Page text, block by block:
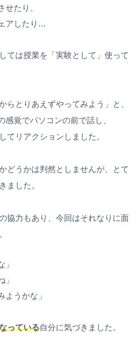
せたり、
アしたり…
ては授業を「実験として」使って
らとりあえずやってみよう」と、
感覚でパソコンの前で話し、
てリアクションしました。
どうかは判然としませんが、とて
ました。
協力もあり、今回はそれなりに面
」
」
ようかな」
っている自分に気づきました。